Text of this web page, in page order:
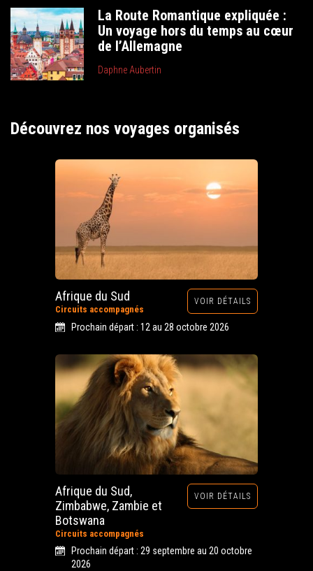
La Route Romantique expliquée :
Un voyage hors du temps au cœur
de l’Allemagne
Daphne Aubertin
Découvrez nos voyages organisés
Afrique du Sud
Circuits accompagnés
VOIR DÉTAILS
Prochain départ : 12 au 28 octobre 2026
Afrique du Sud,
Zimbabwe, Zambie et
Botswana
Circuits accompagnés
VOIR DÉTAILS
Prochain départ : 29 septembre au 20 octobre
2026